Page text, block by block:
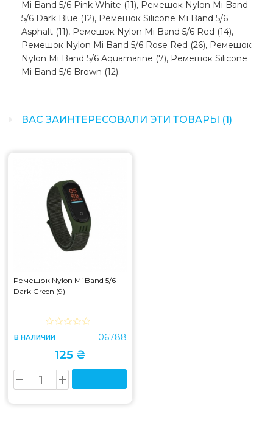
Mi Band 5/6 Pink White (11), Ремешок Nylon Mi Band
5/6 Dark Blue (12), Ремешок Silicone Mi Band 5/6
Asphalt (11), Ремешок Nylon Mi Band 5/6 Red (14),
Ремешок Nylon Mi Band 5/6 Rose Red (26), Ремешок
Nylon Mi Band 5/6 Aquamarine (7), Ремешок Silicone
Mi Band 5/6 Brown (12).
ВАС ЗАИНТЕРЕСОВАЛИ ЭТИ ТОВАРЫ (1)
Ремешок Nylon Mi Band 5/6
Dark Green (9)
В НАЛИЧИИ 06788
125 ₴